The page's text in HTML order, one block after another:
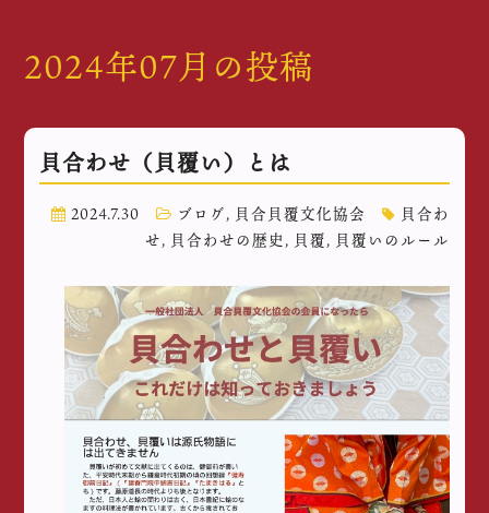
2024年07月の投稿
貝合わせ（貝覆い）とは
2024.7.30 ブログ, 貝合貝覆文化協会
貝合わ
せ, 貝合わせの歴史, 貝覆, 貝覆いのルール